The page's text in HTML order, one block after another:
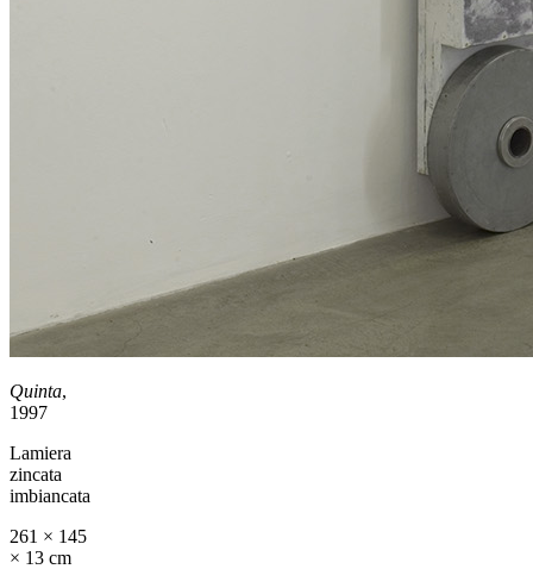
Quinta,
1997
Lamiera
zincata
imbiancata
261 × 145
× 13 cm